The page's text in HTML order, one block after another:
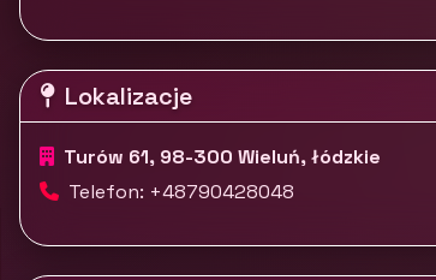
Lokalizacje
Turów 61, 98-300 Wieluń, łódzkie
Telefon: +48790428048